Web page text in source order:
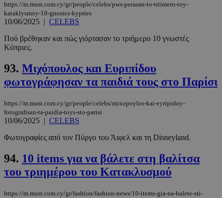
https://m.must.com.cy/gr/people/celebs/pws-perasan-to-triimero-toy-
kataklysmoy-10-gnostes-kypries
10/06/2025 | CELEBS
Πού βρέθηκαν και πώς γιόρτασαν το τριήμερο 10 γνωστές
Κύπριες.
93. Μιχόπουλος και Ευριπίδου
φωτογράφησαν τα παιδιά τους στο Παρίσι
https://m.must.com.cy/gr/people/celebs/mixopoylos-kai-eyripidoy-
fotografisan-ta-paidia-toys-sto-parisi
10/06/2025 | CELEBS
Φωτογραφίες από τον Πύργο του Άιφελ και τη Disneyland.
94. 10 items για να βάλετε στη βαλίτσα
του τριημέρου του Κατακλυσμού
https://m.must.com.cy/gr/fashion/fashion-news/10-items-gia-na-balete-sti-